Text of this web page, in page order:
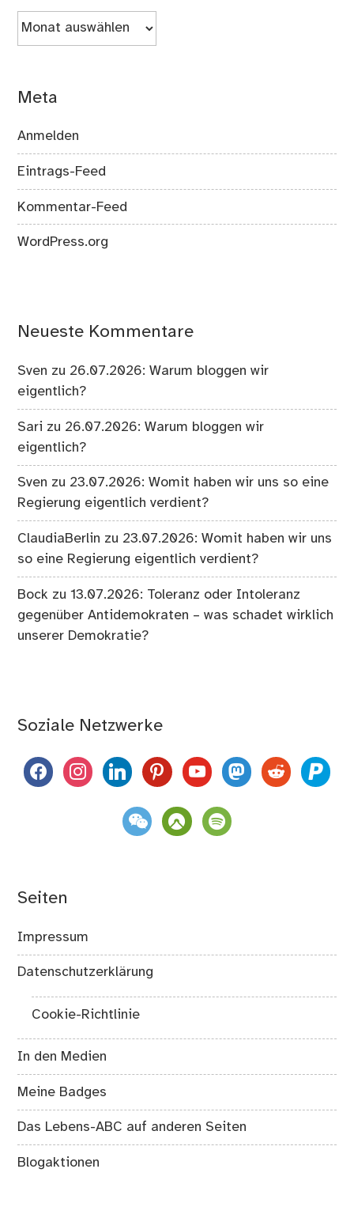
Archiv
Meta
Anmelden
Eintrags-Feed
Kommentar-Feed
WordPress.org
Neueste Kommentare
Sven zu 26.07.2026: Warum bloggen wir
eigentlich?
Sari zu 26.07.2026: Warum bloggen wir
eigentlich?
Sven zu 23.07.2026: Womit haben wir uns so eine
Regierung eigentlich verdient?
ClaudiaBerlin zu 23.07.2026: Womit haben wir uns
so eine Regierung eigentlich verdient?
Bock zu13.07.2026: Toleranz oder Intoleranz
gegenüber Antidemokraten – was schadet wirklich
unserer Demokratie?
Soziale Netzwerke
facebookinstagramlinkedinpinterestyoutubemastodon
reddit paypal
weixin komootspotify
Seiten
Impressum
Datenschutzerklärung
Cookie-Richtlinie
In den Medien
Meine Badges
Das Lebens-ABC auf anderen Seiten
Blogaktionen